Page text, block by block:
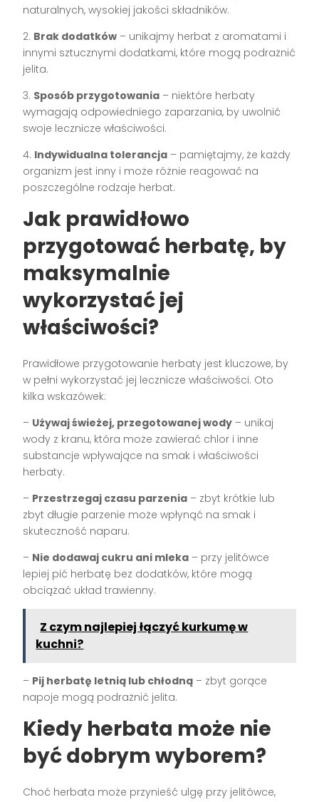
naturalnych, wysokiej jakości składników.
2. Brak dodatków – unikajmy herbat z aromatami i
innymi sztucznymi dodatkami, które mogą podrażnić
jelita.
3. Sposób przygotowania – niektóre herbaty
wymagają odpowiedniego zaparzania, by uwolnić
swoje lecznicze właściwości.
4. Indywidualna tolerancja – pamiętajmy, że każdy
organizm jest inny i może różnie reagować na
poszczególne rodzaje herbat.
Jak prawidłowo
przygotować herbatę, by
maksymalnie
wykorzystać jej
właściwości?
Prawidłowe przygotowanie herbaty jest kluczowe, by
w pełni wykorzystać jej lecznicze właściwości. Oto
kilka wskazówek:
– Używaj świeżej, przegotowanej wody – unikaj
wody z kranu, która może zawierać chlor i inne
substancje wpływające na smak i właściwości
herbaty.
– Przestrzegaj czasu parzenia – zbyt krótkie lub
zbyt długie parzenie może wpłynąć na smak i
skuteczność naparu.
– Nie dodawaj cukru ani mleka – przy jelitówce
lepiej pić herbatę bez dodatków, które mogą
obciążać układ trawienny.
Z czym najlepiej łączyć kurkumę w
kuchni?
– Pij herbatę letnią lub chłodną – zbyt gorące
napoje mogą podrażnić jelita.
Kiedy herbata może nie
być dobrym wyborem?
Choć herbata może przynieść ulgę przy jelitówce,